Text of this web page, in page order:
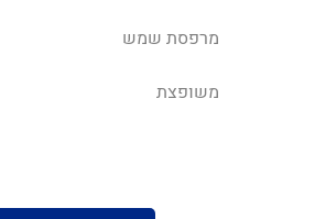
מרפסת שמש
משופצת